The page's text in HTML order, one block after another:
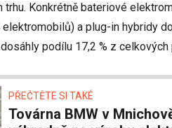
trhu. Konkrétně bateriové
a plug-in hybridy
podílu 17,2 % z
PŘEČTĚTE SI TAKÉ
Továrna BMW v Mnichově za tři roky přejde